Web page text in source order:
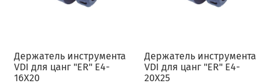
Держатель инструмента
VDI для цанг "ER" E4-
16X20
Держатель инструмента
VDI для цанг "ER" E4-
20X25